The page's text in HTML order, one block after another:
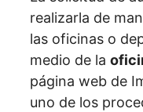
realizarla de
las oficinas o
medio de la
página web de
uno de los